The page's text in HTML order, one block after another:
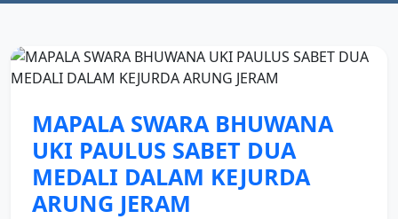
MAPALA SWARA BHUWANA
UKI PAULUS SABET DUA
MEDALI DALAM KEJURDA
ARUNG JERAM